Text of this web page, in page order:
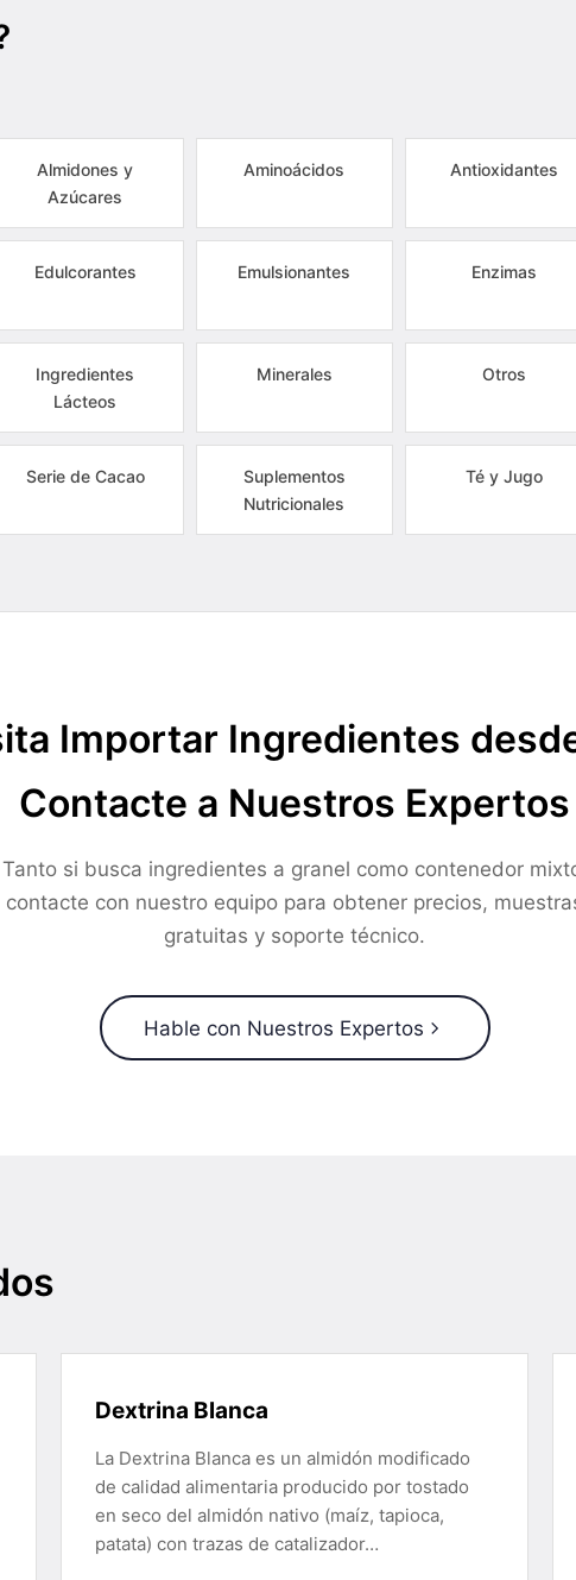
Almidones y
Azúcares
Aminoácidos Antioxidantes
Edulcorantes Emulsionantes Enzimas
Ingredientes
Lácteos
Minerales Otros
Serie de Cacao
Suplementos
Nutricionales
Té y Jugo
Importar Ingredientes
Contacte a Nuestros Expertos
Tanto si busca ingredientes a granel como contenedor
contacte con nuestro equipo para obtener precios,
gratuitas y soporte técnico.
Hable con Nuestros Expertos
Dextrina Blanca
La Dextrina Blanca es un almidón modificado
de calidad alimentaria producido por tostado
en seco del almidón nativo (maíz, tapioca,
patata) con trazas de catalizador…